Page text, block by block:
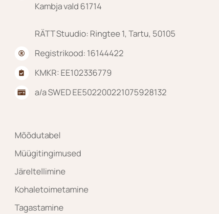
Kambja vald 61714
RÄTT Stuudio: Ringtee 1, Tartu, 50105
Registrikood: 16144422
KMKR: EE102336779
a/a SWED EE502200221075928132
Mõõdutabel
Müügitingimused
Järeltellimine
Kohaletoimetamine
Tagastamine